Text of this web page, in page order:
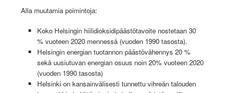
Alla muutamia poimintoja:
Koko Helsingin hiilidioksidipäästötavoite nostetaan 30
% vuoteen 2020 mennessä (vuoden 1990 tasosta).
Helsingin energian tuotannon päästövähennys 20 %
sekä uusiutuvan energian osuus noin 20% vuoteen 2020
(vuoden 1990 tasosta)
Helsinki on kansainvälisesti tunnettu vihreän talouden